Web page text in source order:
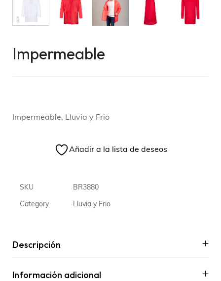
Impermeable
Impermeable, Lluvia y Frio
Añadir a la lista de deseos
SKU BR3880
Category Lluvia y Frio
Descripción
Información adicional